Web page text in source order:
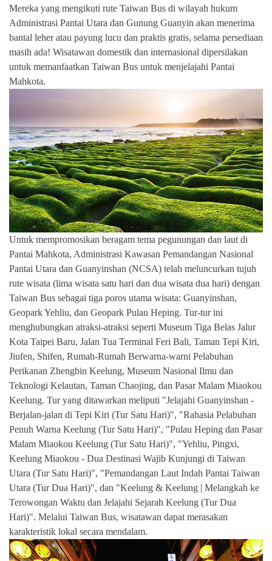
Mereka yang mengikuti rute Taiwan Bus di wilayah hukum
Administrasi Pantai Utara dan Gunung Guanyin akan menerima
bantal leher atau payung lucu dan praktis gratis, selama persediaan
masih ada! Wisatawan domestik dan internasional dipersilakan
untuk memanfaatkan Taiwan Bus untuk menjelajahi Pantai
Mahkota.
Untuk mempromosikan beragam tema pegunungan dan laut di
Pantai Mahkota, Administrasi Kawasan Pemandangan Nasional
Pantai Utara dan Guanyinshan (NCSA) telah meluncurkan tujuh
rute wisata (lima wisata satu hari dan dua wisata dua hari) dengan
Taiwan Bus sebagai tiga poros utama wisata: Guanyinshan,
Geopark Yehliu, dan Geopark Pulau Heping. Tur-tur ini
menghubungkan atraksi-atraksi seperti Museum Tiga Belas Jalur
Kota Taipei Baru, Jalan Tua Terminal Feri Bali, Taman Tepi Kiri,
Jiufen, Shifen, Rumah-Rumah Berwarna-warni Pelabuhan
Perikanan Zhengbin Keelung, Museum Nasional Ilmu dan
Teknologi Kelautan, Taman Chaojing, dan Pasar Malam Miaokou
Keelung. Tur yang ditawarkan meliputi "Jelajahi Guanyinshan -
Berjalan-jalan di Tepi Kiri (Tur Satu Hari)", "Rahasia Pelabuhan
Penuh Warna Keelung (Tur Satu Hari)", "Pulau Heping dan Pasar
Malam Miaokou Keelung (Tur Satu Hari)", "Yehliu, Pingxi,
Keelung Miaokou - Dua Destinasi Wajib Kunjungi di Taiwan
Utara (Tur Satu Hari)", "Pemandangan Laut Indah Pantai Taiwan
Utara (Tur Dua Hari)", dan "Keelung & Keelung | Melangkah ke
Terowongan Waktu dan Jelajahi Sejarah Keelung (Tur Dua
Hari)". Melalui Taiwan Bus, wisatawan dapat merasakan
karakteristik lokal secara mendalam.